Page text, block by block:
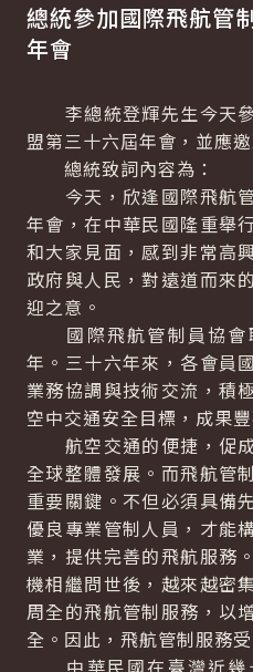
總統參加國際飛航管
年會
李總統登輝先生今天參
盟第三十六屆年會，並應邀
總統致詞內容為：
今天，欣逢國際飛航管
年會，在中華民國隆重舉
和大家見面，感到非常高
政府與人民，對遠道而來
迎之意。
國際飛航管制員協會
年。三十六年來，各會員
業務協調與技術交流，積
空中交通安全目標，成果
航空交通的便捷，促成
全球整體發展。而飛航管
重要關鍵。不但必須具備
優良專業管制人員，才能
業，提供完善的飛航服務
機相繼問世後，越來越密
周全的飛航管制服務，以
全。因此，飛航管制服務
中華民國在臺灣近幾